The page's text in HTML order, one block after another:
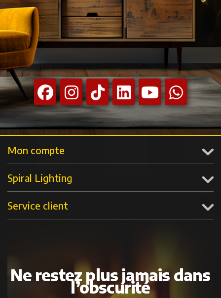
Mon compte
Spiral Lighting
Service client
Ne restez plus jamais dans
l’obscurité